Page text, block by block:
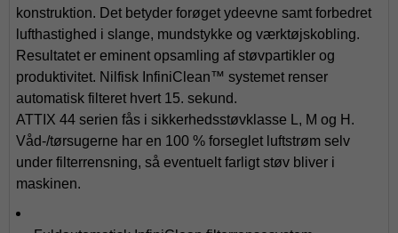
konstruktion. Det betyder forøget ydeevne samt forbedret
lufthastighed i slange, mundstykke og værktøjskobling.
Resultatet er eminent opsamling af støvpartikler og
produktivitet. Nilfisk InfiniClean™ systemet renser
automatisk filteret hvert 15. sekund.
ATTIX 44 serien fås i sikkerhedsstøvklasse L, M og H.
Våd-/tørsugerne har en 100 % forseglet luftstrøm selv
under filterrensning, så eventuelt farligt støv bliver i
maskinen.